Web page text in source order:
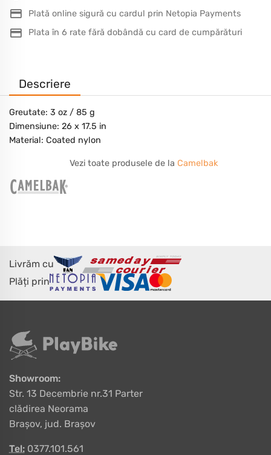
Plată online sigură cu cardul prin Netopia Payments
Plata în 6 rate fără dobândă cu card de cumpărături
Descriere
Greutate: 3 oz / 85 g
Dimensiune: 26 x 17.5 in
Material: Coated nylon
Vezi toate produsele de la Camelbak
Livrăm cu
Plăți prin
Showroom:
Str. 13 Decembrie nr.31 Parter
clădirea Neorama
Brașov, jud. Brașov
Tel: 0377.101.561